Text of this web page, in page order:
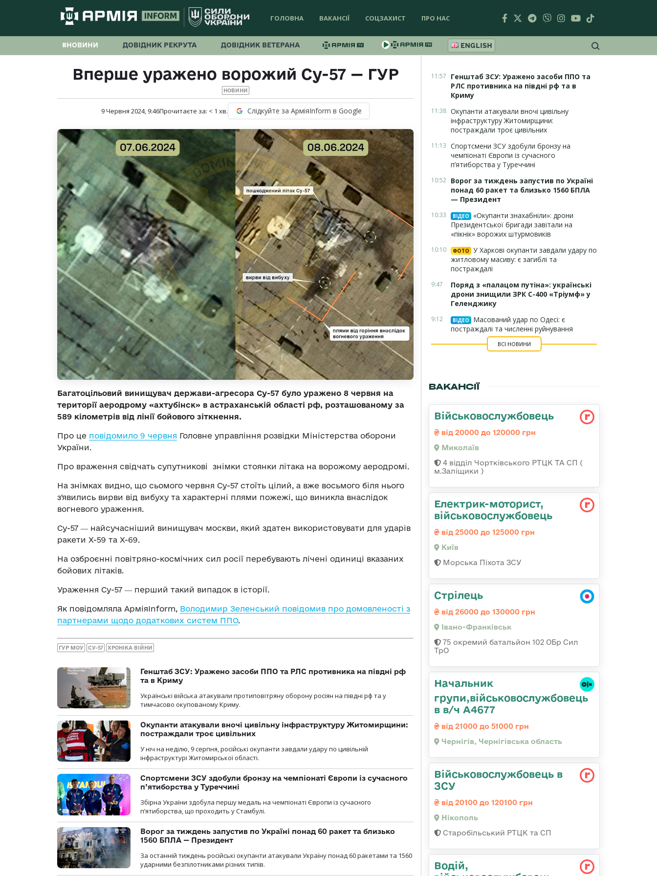
ГОЛОВНА ВАКАНСІЇ СОЦЗАХИСТ ПРО НАС
#НОВИНИ ДОВІДНИК РЕКРУТА ДОВІДНИК ВЕТЕРАНА ENGLISH
Вперше уражено ворожий Су-57 — ГУР
НОВИНИ
9 Червня 2024, 9:46Прочитаєте за: < 1 хв. Слідкуйте за АрміяInform в Google
Багатоцільовий винищувач держави-агресора Су-57 було уражено 8 червня на
території аеродрому «ахтубінск» в астраханській області рф, розташованому за
589 кілометрів від лінії бойового зіткнення.
Про це повідомило 9 червня Головне управління розвідки Міністерства оборони
України.
Про враження свідчать супутникові знімки стоянки літака на ворожому аеродромі.
На знімках видно, що сьомого червня Су-57 стоїть цілий, а вже восьмого біля нього
зʼявились вирви від вибуху та характерні плями пожежі, що виникла внаслідок
вогневого ураження.
Су-57 ― найсучасніший винищувач москви, який здатен використовувати для ударів
ракети Х-59 та Х-69.
На озброєнні повітряно-космічних сил росії перебувають лічені одиниці вказаних
бойових літаків.
Ураження Су-57 ― перший такий випадок в історії.
Як повідомляла АрміяInform, Володимир Зеленський повідомив про домовленості з
партнерами щодо додаткових систем ППО.
ГУР МОУ СУ-57 ХРОНІКА ВІЙНИ
Генштаб ЗСУ: Уражено засоби ППО та РЛС противника на півдні рф
та в Криму
Українські війська атакували протиповітряну оборону росіян на півдні рф та у
тимчасово окупованому Криму.
Окупанти атакували вночі цивільну інфраструктуру Житомирщини:
постраждали троє цивільних
У ніч на неділю, 9 серпня, російські окупанти завдали удару по цивільній
інфраструктурі Житомирської області.
Спортсмени ЗСУ здобули бронзу на чемпіонаті Європи із сучасного
п’ятиборства у Туреччині
Збірна України здобула першу медаль на чемпіонаті Європи із сучасного
п’ятиборства, що проходить у Стамбулі.
Ворог за тиждень запустив по Україні понад 60 ракет та близько
1560 БПЛА — Президент
За останній тиждень російські окупанти атакували Україну понад 60 ракетами та 1560
ударними безпілотниками різних типів.
11:57
Генштаб ЗСУ: Уражено засоби ППО та
РЛС противника на півдні рф та в
Криму
11:38 Окупанти атакували вночі цивільну
інфраструктуру Житомирщини:
постраждали троє цивільних
11:13 Спортсмени ЗСУ здобули бронзу на
чемпіонаті Європи із сучасного
п’ятиборства у Туреччині
10:52 Ворог за тиждень запустив по Україні
понад 60 ракет та близько 1560 БПЛА
— Президент
10:33 ВІДЕО
«Окупанти знахабніли»: дрони
Президентської бригади завітали на
«пікнік» ворожих штурмовиків
10:10 ФОТО
У Харкові окупанти завдали удару по
житловому масиву: є загиблі та
постраждалі
9:47
Поряд з «палацом путіна»: українські
дрони знищили ЗРК С-400 «Тріумф» у
Геленджику
9:12 ВІДЕО
Масований удар по Одесі: є
постраждалі та численні руйнування
ВСІ НОВИНИ
ВАКАНСІЇ
Військовослужбовець
від 20000 до 120000 грн
Миколаїв
4 відділ Чортківського РТЦК ТА СП (
м.Заліщики )
Електрик-моторист,
військовослужбовець
від 25000 до 125000 грн
Київ
Морська Піхота ЗСУ
Стрілець
від 26000 до 130000 грн
Івано-Франківськ
75 окремий батальйон 102 ОБр Сил
ТрО
Начальник
групи,військовослужбовець
в в/ч А4677
від 21000 до 51000 грн
Чернігів, Чернігівська область
Військовослужбовець в
ЗСУ
від 20100 до 120100 грн
Нікополь
Старобільський РТЦК та СП
Водій,